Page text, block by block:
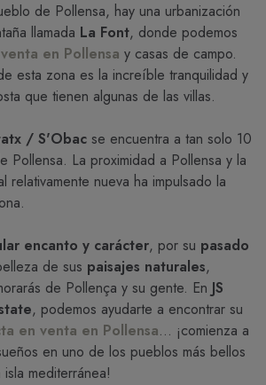
de Pollensa, hay una urbanización
llamada La Font, donde podemos
en Pollensa y casas de campo.
esta zona es la increíble tranquilidad y
que tienen algunas de las villas.
/ S'Obac se encuentra a tan solo 10
Pollensa. La proximidad a Pollensa y la
relativamente nueva ha impulsado la
encanto y carácter, por su pasado
de sus paisajes naturales,
de Pollença y su gente. En JS
, podemos ayudarte a encontrar su
en venta en Pollensa... ¡comienza a
en uno de los pueblos más bellos
mediterránea!